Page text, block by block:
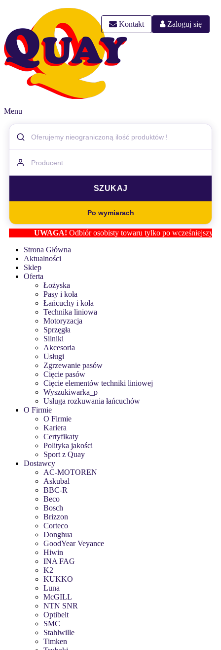
Kontakt Zaloguj się
Menu
Po wymiarach
UWAGA!Odbiór osobisty towaru tylko po wcześniejszym
Strona Główna
Aktualności
Sklep
Oferta
Łożyska
Pasy i koła
Łańcuchy i koła
Technika liniowa
Motoryzacja
Sprzęgła
Silniki
Akcesoria
Usługi
Zgrzewanie pasów
Cięcie pasów
Cięcie elementów techniki liniowej
Wyszukiwarka_p
Usługa rozkuwania łańcuchów
O Firmie
O Firmie
Kariera
Certyfikaty
Polityka jakości
Sport z Quay
Dostawcy
AC-MOTOREN
Askubal
BBC-R
Beco
Bosch
Brizzon
Corteco
Donghua
GoodYear Veyance
Hiwin
INA FAG
K2
KUKKO
Luna
McGILL
NTN SNR
Optibelt
SMC
Stahlwille
Timken